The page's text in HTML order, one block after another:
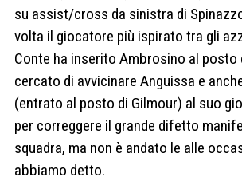
su assist/cross da sinistra di
volta il giocatore più ispirato tra gli
Conte ha inserito Ambrosino al posto
cercato di avvicinare Anguissa e
(entrato al posto di Gilmour) al suo
per correggere il grande difetto
squadra, ma non è andato le alle
abbiamo detto.